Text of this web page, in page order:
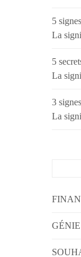
5
La
5
La
3
La